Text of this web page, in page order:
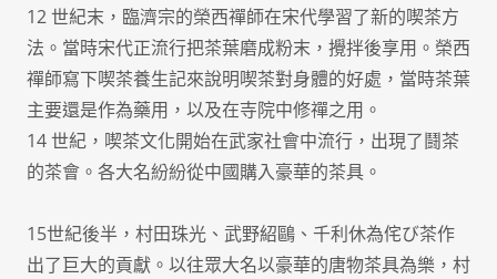
12 世紀末，臨濟宗的榮西禪師在宋代學習了新的喫茶方
法。當時宋代正流行把茶葉磨成粉末，攪拌後享用。榮西
禪師寫下喫茶養生記來說明喫茶對身體的好處，當時茶葉
主要還是作為藥用，以及在寺院中修禪之用。
14 世紀，喫茶文化開始在武家社會中流行，出現了鬪茶
的茶會。各大名紛紛從中國購入豪華的茶具。
15世紀後半，村田珠光、武野紹鷗、千利休為侘び茶作
出了巨大的貢獻。以往眾大名以豪華的唐物茶具為樂，村